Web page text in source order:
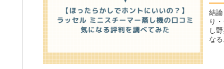
結
り
し
な